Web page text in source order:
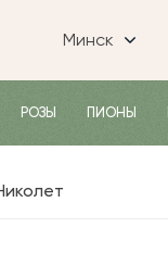
Минск
РОЗЫ ПИОНЫ